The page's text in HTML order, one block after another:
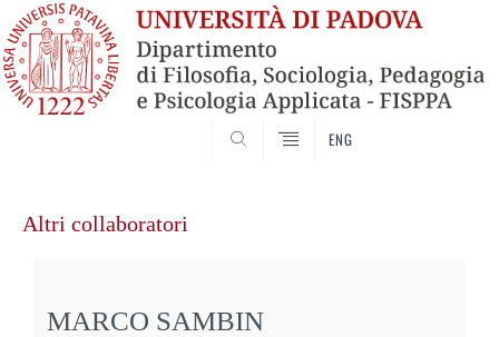
ENG
contenuto
Altri collaboratori
MARCO SAMBIN